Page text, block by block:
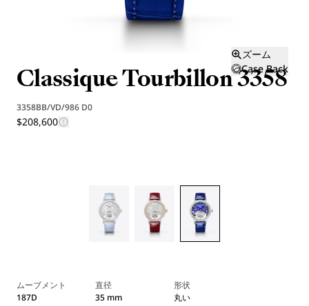
ズーム
Case Back
Classique Tourbillon 3358
3358BB/VD/986 D0
$208,600
ムーブメント
187D
直径
35 mm
形状
丸い